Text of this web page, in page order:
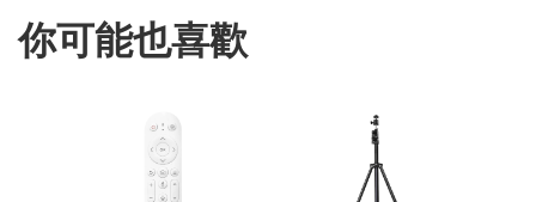
你可能也喜歡